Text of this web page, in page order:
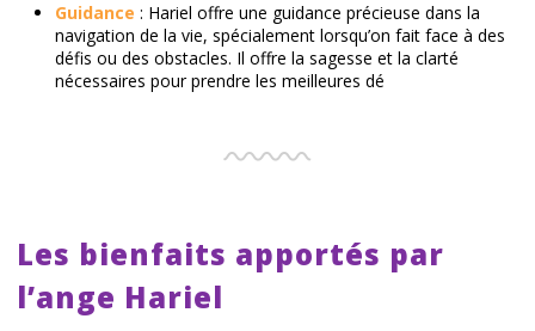
Guidance : Hariel offre une guidance précieuse dans la
navigation de la vie, spécialement lorsqu’on fait face à des
défis ou des obstacles. Il offre la sagesse et la clarté
nécessaires pour prendre les meilleures dé
Les bienfaits apportés par
l’ange Hariel